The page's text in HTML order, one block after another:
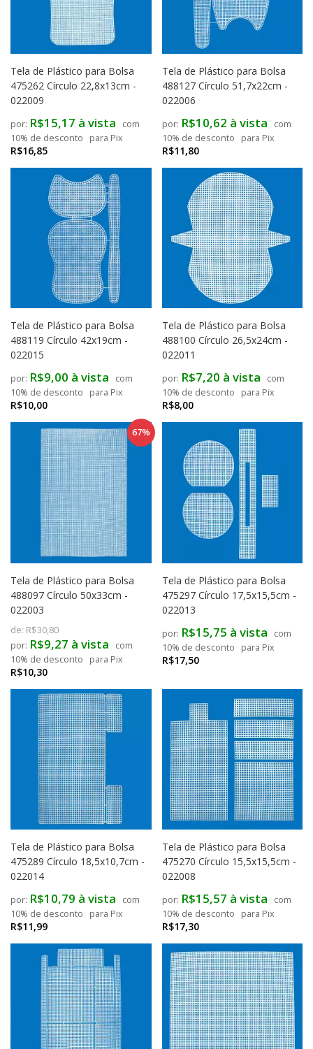
Tela de Plástico para Bolsa
475262 Círculo 22,8x13cm -
022009
R$16,85
R$15,17 à vista
com
10% de desconto
para Pix
Tela de Plástico para Bolsa
488127 Círculo 51,7x22cm -
022006
R$11,80
R$10,62 à vista
com
10% de desconto
para Pix
Tela de Plástico para Bolsa
488119 Círculo 42x19cm -
022015
R$10,00
R$9,00 à vista
com
10% de desconto
para Pix
Tela de Plástico para Bolsa
488100 Círculo 26,5x24cm -
022011
R$8,00
R$7,20 à vista
com
10% de desconto
para Pix
Tela de Plástico para Bolsa
488097 Círculo 50x33cm -
022003
de: R$30,80
R$10,30
R$9,27 à vista
com
10% de desconto
para Pix
67%
Tela de Plástico para Bolsa
475297 Círculo 17,5x15,5cm -
022013
R$17,50
R$15,75 à vista
com
10% de desconto
para Pix
Tela de Plástico para Bolsa
475289 Círculo 18,5x10,7cm -
022014
R$11,99
R$10,79 à vista
com
10% de desconto
para Pix
Tela de Plástico para Bolsa
475270 Círculo 15,5x15,5cm -
022008
R$17,30
R$15,57 à vista
com
10% de desconto
para Pix